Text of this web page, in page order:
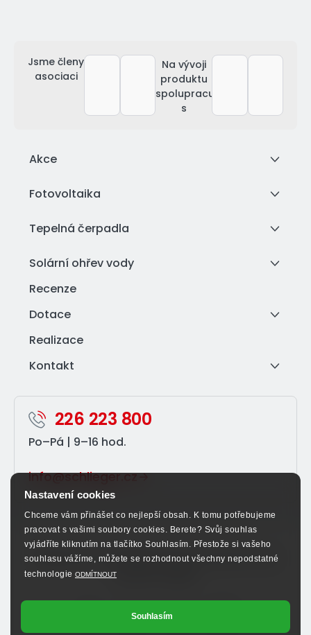
Nastavení cookies
Chceme vám přinášet co nejlepší obsah. K tomu potřebujeme
pracovat s vašimi soubory cookies. Berete? Svůj souhlas
vyjádříte kliknutím na tlačítko Souhlasím. Přestože si vašeho
souhlasu vážíme, můžete se rozhodnout všechny nepodstatné
technologie ODMÍTNOUT
Souhlasím
Jsme členy
asociaci
Na vývoji
produktu
spolupracujeme
s
Akce
Fotovoltaika
Tepelná čerpadla
Solární ohřev vody
Recenze
Dotace
Realizace
Kontakt
226 223 800
Po–⁠Pá | 9–⁠16 hod.
info@schlieger.cz
Sledujte nás na sociálních sítích a nenechte si ujít
výhodné nabídky.